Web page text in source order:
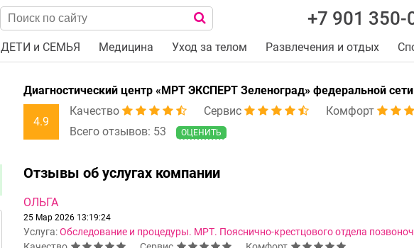
+7 901 350-
ДЕТИ и СЕМЬЯ Медицина Уход за телом Развлечения и отдых
Диагностический центр «МРТ ЭКСПЕРТ Зеленоград» федеральной
4.9
Качество Сервис
Комфорт
Всего отзывов: 53
ОЦЕНИТЬ
Отзывы об услугах компании
ОЛЬГА
25 Мар 2026 13:19:24
Услуга:Обследование и процедуры. МРТ. Пояснично-крестцового отдела